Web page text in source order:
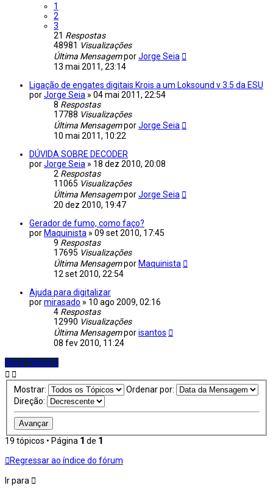
1
2
3
21 Respostas
48981 Visualizações
Última MensagemporJorge Seia
13 mai 2011, 23:14
Ligação de engates digitais Krois a um Loksound v 3.5 da ESU
porJorge Seia » 04 mai 2011, 22:54
8 Respostas
17788 Visualizações
Última MensagemporJorge Seia
10 mai 2011, 10:22
DÚVIDA SOBRE DECODER
porJorge Seia » 18 dez 2010, 20:08
2 Respostas
11065 Visualizações
Última MensagemporJorge Seia
20 dez 2010, 19:47
Gerador de fumo, como faço?
por Maquinista » 09 set 2010, 17:45
9 Respostas
17695 Visualizações
Última Mensagempor Maquinista
12 set 2010, 22:54
Ajuda para digitalizar
pormirasado » 10 ago 2009, 02:16
4 Respostas
12990 Visualizações
Última Mensagemporisantos
08 fev 2010, 11:24
Novo Tópico
Mostrar:
Ordenar por:
Direção:
19 tópicos • Página 1 de 1
Regressar ao índice do fórum
Ir para